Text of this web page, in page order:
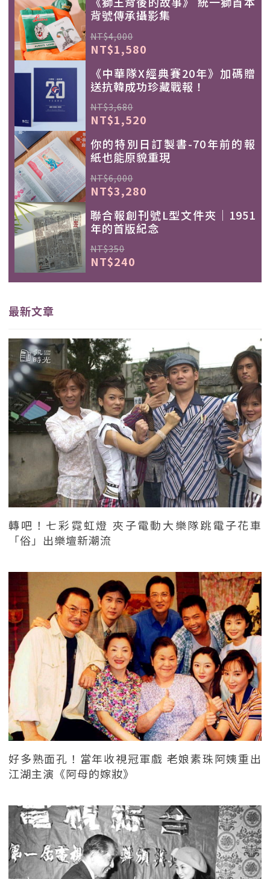
背號傳承攝影集
NT$4,000
NT$1,580
《中華隊X經典賽20年》加碼贈
送抗韓成功珍藏戰報！
NT$3,680
NT$1,520
你的特別日訂製書-70年前的報
紙也能原貌重現
NT$6,000
NT$3,280
聯合報創刊號L型文件夾｜1951
年的首版紀念
NT$350
NT$240
最新文章
轉吧！七彩霓虹燈 夾子電動大樂隊跳電子花車
「俗」出樂壇新潮流
好多熟面孔！當年收視冠軍戲 老娘素珠阿姨重出
江湖主演《阿母的嫁妝》